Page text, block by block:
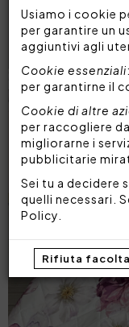
Usiamo i cookie
per garantire un
aggiuntivi agli
Cookie essenziali
per garantirne il
Cookie di altre
per raccogliere
migliorarne i
pubblicitarie
Sei tu a decidere
quelli necessari.
Policy
Rifiuta